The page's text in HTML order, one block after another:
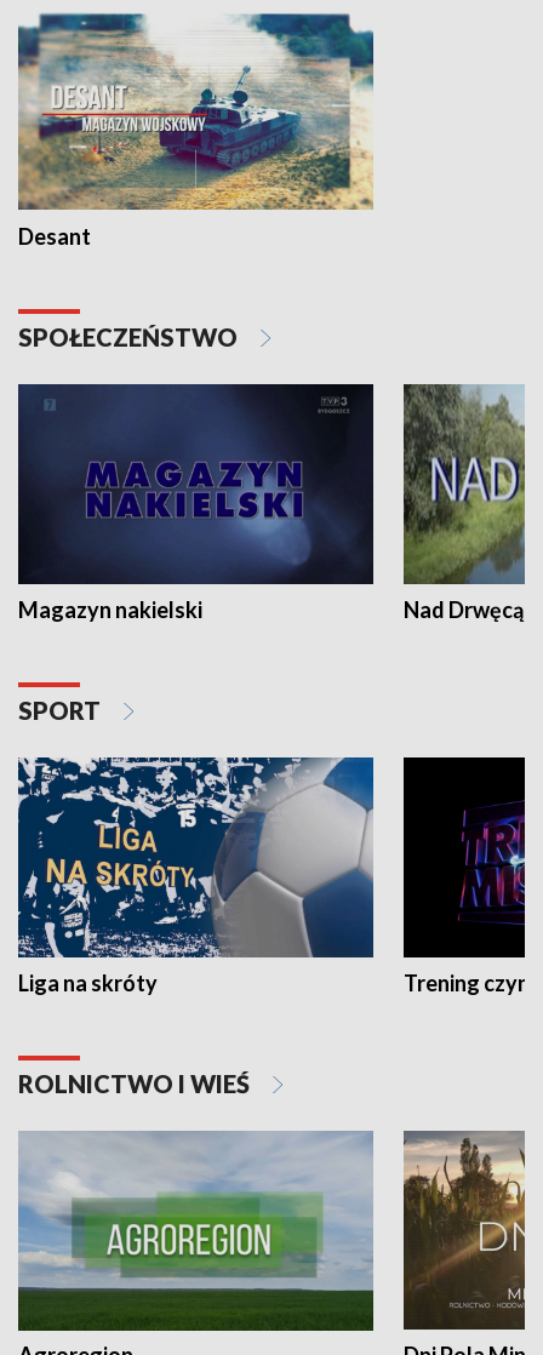
Desant
SPOŁECZEŃSTWO
Magazyn nakielski Nad Drwęcą
SPORT
Liga na skróty Trening czyni
ROLNICTWO I WIEŚ